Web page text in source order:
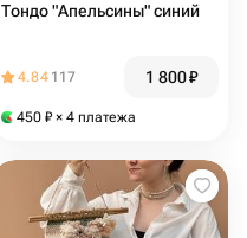
Тондо "Апельсины" синий
4.84 117 1 800₽
450 ₽ × 4 платежа